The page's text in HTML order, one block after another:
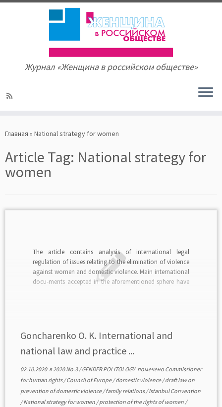
to
Журнал «Женщина в российском обществе»
Главная » National strategy for women
Article Tag: National strategy for
women
The article contains analysis of international legal
regulation of issues relating to the elimination of violence
against women and domestic violence. Main international
docu-ments accepted in the aforementioned sphere have
Goncharenko O. K. International and
national law and practice ...
02.10.2020в2020 No.3/GENDER POLITOLOGYпомечено Commissioner
for human rights/Council of Europe/domestic violence/draft law on
prevention of domestic violence/family relations/Istanbul Convention
/National strategy for women /protection of the rights of women /